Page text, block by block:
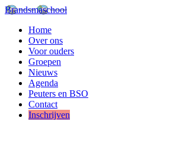
Brandsmaschool
Home
Over ons
Voor ouders
Groepen
Nieuws
Agenda
Peuters en BSO
Contact
Inschrijven